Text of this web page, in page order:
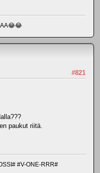
#821
paukut riitä.
#V-ONE-RRR#